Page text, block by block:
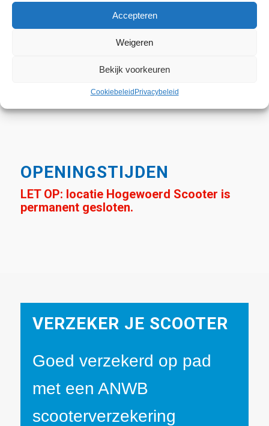
Accepteren
Weigeren
Bekijk voorkeuren
Cookiebeleid Privacybeleid
OPENINGSTIJDEN
LET OP: locatie Hogewoerd Scooter is
permanent gesloten.
VERZEKER JE SCOOTER
Goed verzekerd op pad
met een ANWB
scooterverzekering